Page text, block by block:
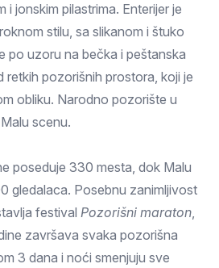
jonskim pilastrima. Enterijer je
stilu, sa slikanom i štuko
po uzoru na bečka i peštanska
retkih pozorišnih prostora, koji je
obliku. Narodno pozorište u
scenu.
poseduje 330 mesta, dok Malu
gledalaca. Posebnu zanimljivost
festival Pozorišni maraton,
završava svaka pozorišna
3 dana i noći smenjuju sve